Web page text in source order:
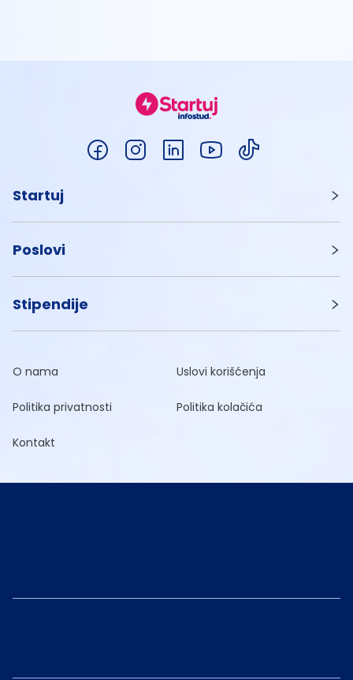
Startuj
Poslovi
Stipendije
O nama Uslovi korišćenja
Politika privatnosti Politika kolačića
Kontakt